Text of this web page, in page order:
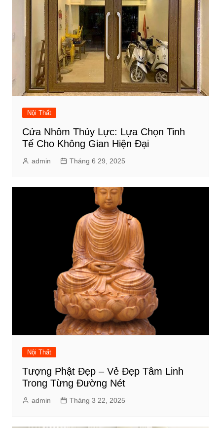
Nội Thất
Cửa Nhôm Thủy Lực: Lựa Chọn Tinh
Tế Cho Không Gian Hiện Đại
admin Tháng 6 29, 2025
Nội Thất
Tượng Phật Đẹp – Vẻ Đẹp Tâm Linh
Trong Từng Đường Nét
admin Tháng 3 22, 2025